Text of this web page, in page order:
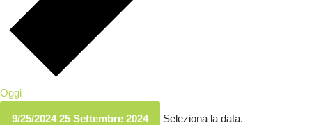
Oggi
9/25/202425 Settembre 2024 Seleziona la data.